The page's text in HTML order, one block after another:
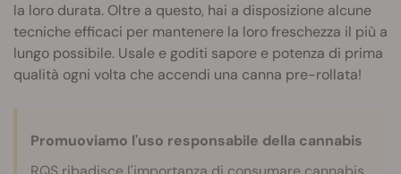
la loro durata. Oltre a questo, hai a disposizione alcune
tecniche efficaci per mantenere la loro freschezza il più a
lungo possibile. Usale e goditi sapore e potenza di prima
qualità ogni volta che accendi una canna pre-rollata!
Promuoviamo l'uso responsabile della cannabis